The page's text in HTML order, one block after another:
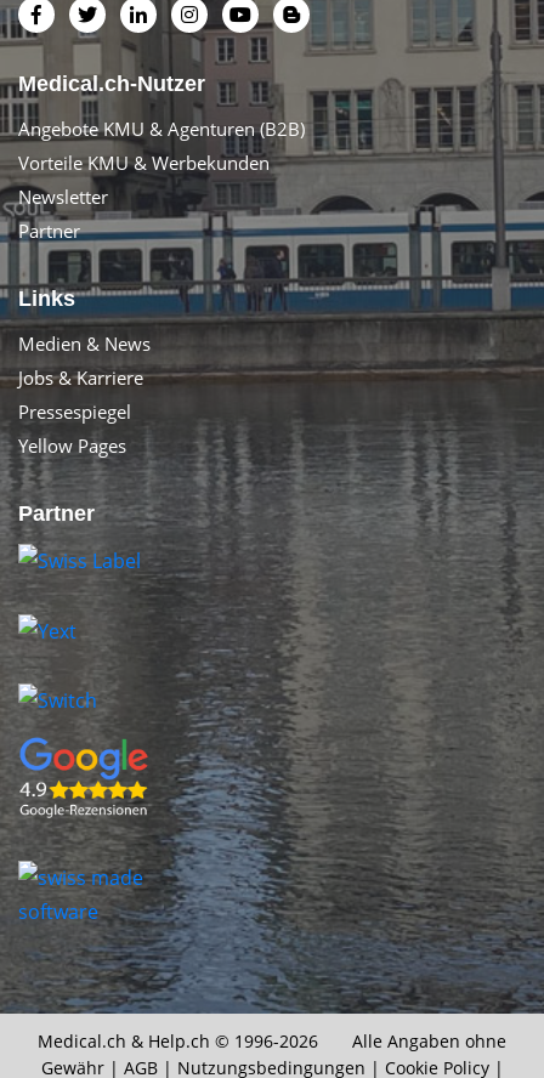
Medical.ch-Nutzer
Angebote KMU & Agenturen (B2B)
Vorteile KMU & Werbekunden
Newsletter
Partner
Links
Medien & News
Jobs & Karriere
Pressespiegel
Yellow Pages
Partner
Medical.ch & Help.ch © 1996-2026 Alle Angaben ohne
Gewähr | AGB| Nutzungsbedingungen | Cookie Policy|